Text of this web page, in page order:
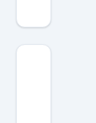
评
人